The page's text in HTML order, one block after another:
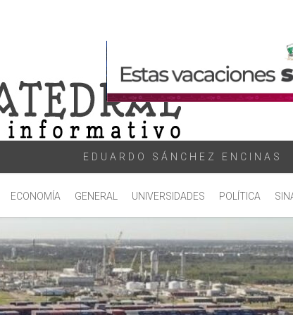
EDUARDO SÁNCHEZ ENCINAS
ECONOMÍA GENERAL UNIVERSIDADES POLÍTICA